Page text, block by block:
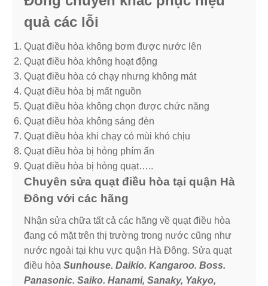
quả các lỗi
Quạt điều hòa không bơm được nước lên
Quạt điều hòa không hoạt động
Quạt điều hòa có chạy nhưng không mát
Quạt điều hòa bị mất nguồn
Quạt điều hòa không chọn được chức năng
Quạt điều hòa không sáng đèn
Quạt điều hòa khi chạy có mùi khó chịu
Quạt điều hòa bị hỏng phím ấn
Quạt điều hòa bị hỏng quạt…..
Chuyên sửa quạt điều hòa tại quận Hà
Đông với các hãng
Nhận sửa chữa tất cả các hãng về quạt điều hòa
đang có mặt trên thị trường trong nước cũng như
nước ngoài tại khu vực quận Hà Đông. Sửa quạt
điều hòa Sunhouse. Daikio. Kangaroo. Boss.
Panasonic. Saiko. Hanami, Sanaky, Yakyo,